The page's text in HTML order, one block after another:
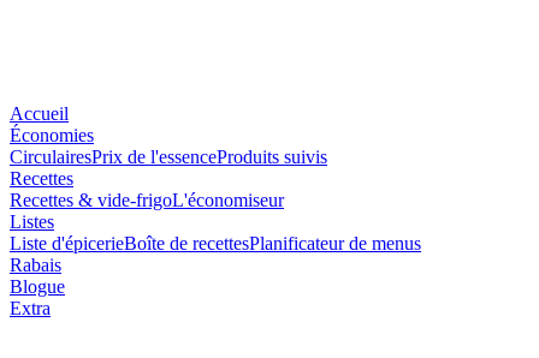
Accueil
Économies
CirculairesPrix de l'essenceProduits suivis
Recettes
Recettes & vide-frigoL'économiseur
Listes
Liste d'épicerieBoîte de recettesPlanificateur de menus
Rabais
Blogue
Extra